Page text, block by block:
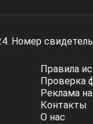
Номер
Правила
Проверка
Реклама
Контакты
О нас